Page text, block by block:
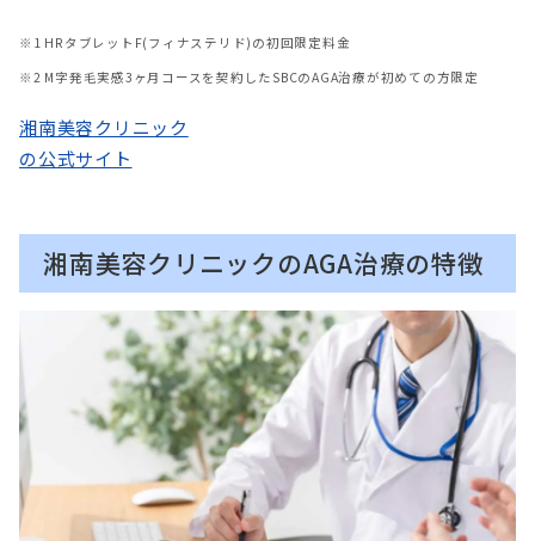
※1 HRタブレットF(フィナステリド)の初回限定料金
※2 M字発毛実感3ヶ月コースを契約したSBCのAGA治療が初めての方限定
湘南美容クリニック
の公式サイト
湘南美容クリニックのAGA治療の特徴